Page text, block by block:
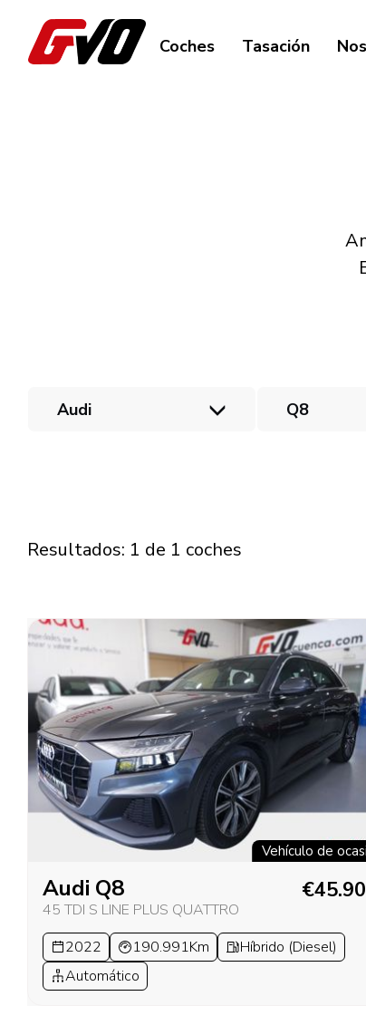
Coches Tasación
Audi Q8
Resultados: 1 de 1 coches
Vehículo de
Audi Q8
45 TDI S LINE PLUS QUATTRO
2022 190.991Km
Híbrido (Diesel)
Automático